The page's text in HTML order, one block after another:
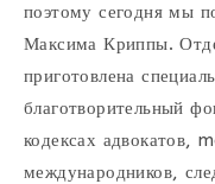
поэтому сегодня мы
Максима Криппы.
приготовлена
благотворительный
кодексах адвокатов,
международников,